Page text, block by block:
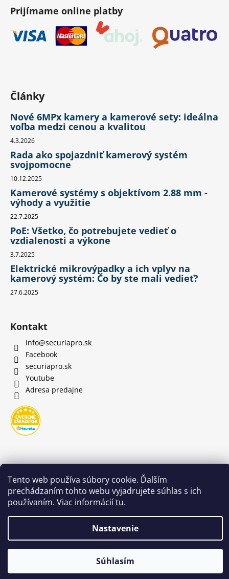
Tento web používa súbory cookie. Ďalším
prechádzaním tohto webu vyjadrujete súhlas s ich
používaním. Viac informáciítu.
Nastavenie
Súhlasím
🌡️ Z dôvodu vysokých teplôt bude naša predajňa od 5. 8. do 7.
Prijímame online platby
Články
Nové 6MPx kamery a kamerové sety: ideálna
voľba medzi cenou a kvalitou
4.3.2026
Rada ako spojazdniť kamerový systém
svojpomocne
10.12.2025
Kamerové systémy s objektívom 2.88 mm -
výhody a využitie
22.7.2025
PoE: Všetko, čo potrebujete vedieť o
vzdialenosti a výkone
3.7.2025
Elektrické mikrovýpadky a ich vplyv na
kamerový systém: Čo by ste mali vedieť?
27.6.2025
Kontakt
info@securiapro.sk
Facebook
securiapro.sk
Youtube
Adresa predajne